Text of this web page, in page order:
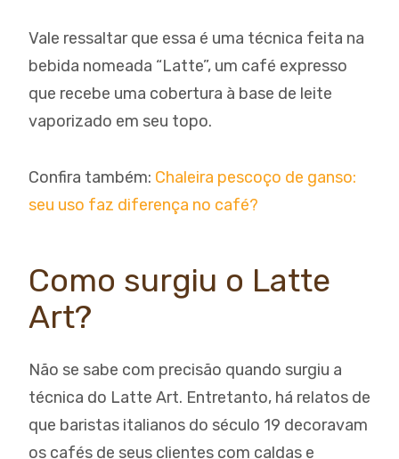
Vale ressaltar que essa é uma técnica feita na
bebida nomeada “Latte”, um café expresso
que recebe uma cobertura à base de leite
vaporizado em seu topo.
Confira também: Chaleira pescoço de ganso:
seu uso faz diferença no café?
Como surgiu o Latte
Art?
Não se sabe com precisão quando surgiu a
técnica do Latte Art. Entretanto, há relatos de
que baristas italianos do século 19 decoravam
os cafés de seus clientes com caldas e